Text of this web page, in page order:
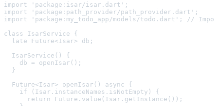
import 'package:isar/isar.dart';
import 'package:path_provider/path_provider.dart';
import 'package:my_todo_app/models/todo.dart'; //
class IsarService {
  late Future<Isar> db;
  IsarService() {
    db = openIsar();
  }
  Future<Isar> openIsar() async {
    if (Isar.instanceNames.isNotEmpty) {
      return Future.value(Isar.getInstance());